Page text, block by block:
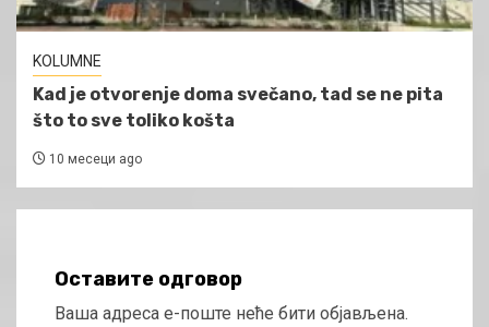
KOLUMNE
Kad je otvorenje doma svečano, tad se ne pita
što to sve toliko košta
10 месеци ago
Оставите одговор
Ваша адреса е-поште неће бити објављена.